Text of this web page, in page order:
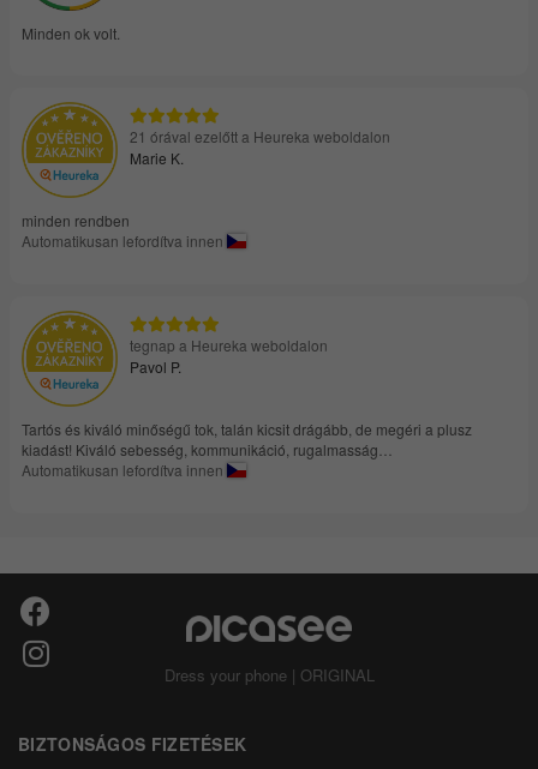
Minden ok volt.
21 órával ezelőtt a Heureka weboldalon
Marie K.
minden rendben
Automatikusan lefordítva innen
tegnap a Heureka weboldalon
Pavol P.
Tartós és kiváló minőségű tok, talán kicsit drágább, de megéri a plusz
kiadást! Kiváló sebesség, kommunikáció, rugalmasság…
Automatikusan lefordítva innen
Dress your phone | ORIGINAL
BIZTONSÁGOS FIZETÉSEK